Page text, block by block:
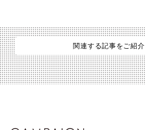
関連する記事をご紹介